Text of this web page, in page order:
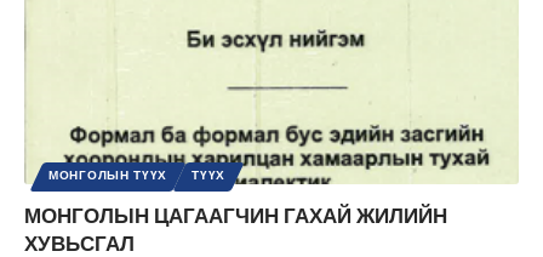
МОНГОЛЫН ТҮҮХ ТҮҮХ
МОНГОЛЫН ЦАГААГЧИН ГАХАЙ ЖИЛИЙН
ХУВЬСГАЛ